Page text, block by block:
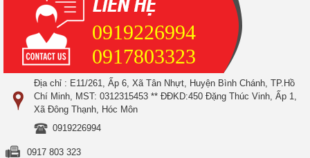
0919226994
0917803323
Địa chỉ : E11/261, Ấp 6, Xã Tân Nhựt, Huyện Bình Chánh, TP.Hồ
Chí Minh, MST: 0312315453 ** ĐĐKD:450 Đặng Thúc Vinh, Ấp 1,
Xã Đông Thạnh, Hóc Môn
0919226994
0917 803 323